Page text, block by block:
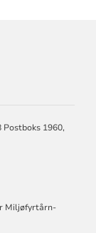
1960,
Miljøfyrtårn-